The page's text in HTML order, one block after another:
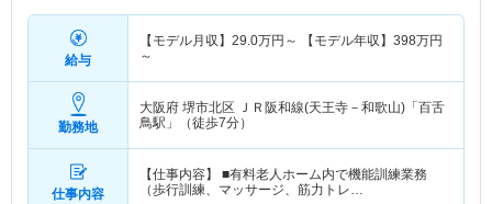
給与
【モデル月収】 29.0万円～ 【モデル年収】 398万円
～
勤務地
大阪府 堺市北区 ＪＲ阪和線(天王寺－和歌山)「百舌
鳥駅」（徒歩7分）
仕事内容
【仕事内容】 ■有料老人ホーム内で機能訓練業務
（歩行訓練、マッサージ、筋力トレ…